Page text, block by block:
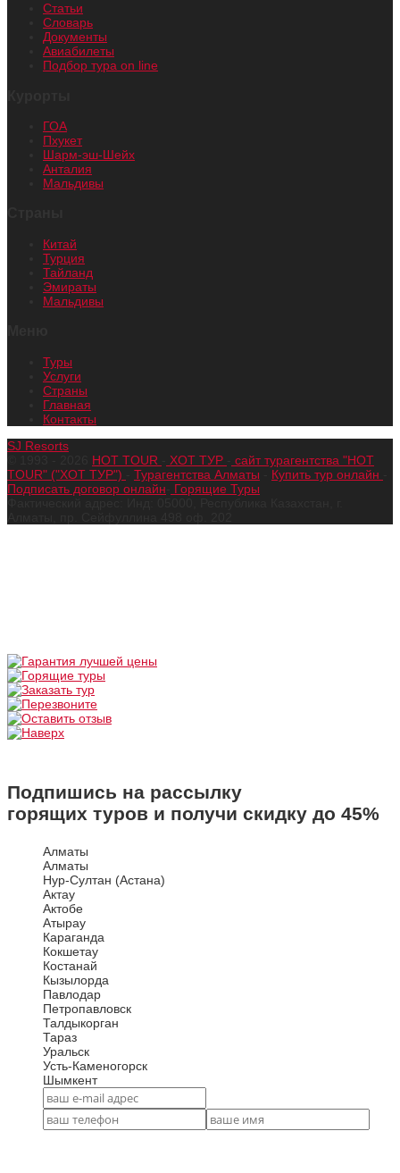
Статьи
Словарь
Документы
Авиабилеты
Подбор тура on line
ГОА
Пхукет
Шарм-эш-Шейх
Анталия
Мальдивы
Китай
Турция
Тайланд
Эмираты
Мальдивы
Туры
Услуги
Страны
Главная
Контакты
SJ Resorts
HOT TOUR ХОТ ТУР
сайт турагентства "HOT
TOUR" ("ХОТ ТУР")
Турагентства Алматы Купить тур онлайн
Подписать договор онлайн
Горящие Туры
Подпишись на рассылку
горящих туров и получи скидку до 45%
Алматы
Алматы
Нур-Султан (Астана)
Актау
Актобе
Атырау
Караганда
Кокшетау
Костанай
Кызылорда
Павлодар
Петропавловск
Талдыкорган
Тараз
Уральск
Усть-Каменогорск
Шымкент